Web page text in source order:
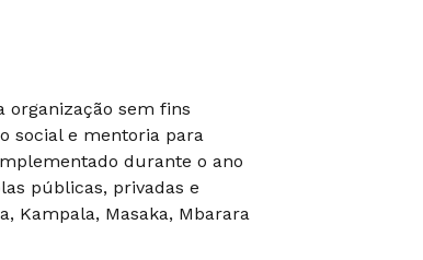
organização sem fins
social e mentoria para
durante o ano
públicas, privadas e
Kampala, Masaka, Mbarara